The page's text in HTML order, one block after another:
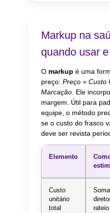
Markup na
quando usar
O markup é uma
preço: Preço = Custo
Marcação . Ele
margem. Útil para
equipe, o método
se o custo do frasco
deve ser revista
Elemento
Custo
unitário
total